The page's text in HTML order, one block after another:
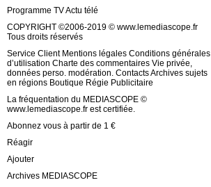
Programme TV Actu télé
COPYRIGHT ©2006-2019 © www.lemediascope.fr
Tous droits réservés
Service Client Mentions légales Conditions générales
d’utilisation Charte des commentaires Vie privée,
données perso. modération. Contacts Archives sujets
en régions Boutique Régie Publicitaire
La fréquentation du MEDIASCOPE ©
www.lemediascope.fr est certifiée.
Abonnez vous à partir de 1 €
Réagir
Ajouter
Archives MEDIASCOPE